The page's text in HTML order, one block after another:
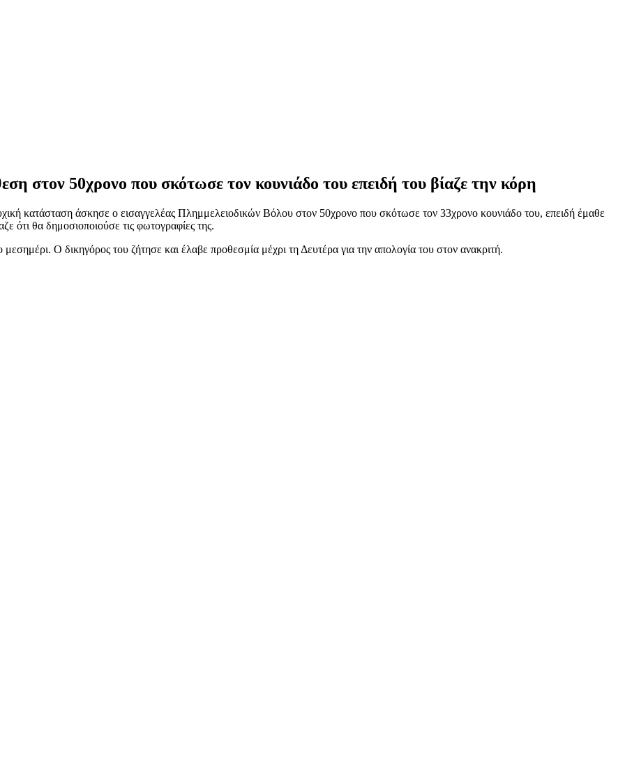
στον 50χρονο που σκότωσε τον κουνιάδο του επειδή του βίαζε την κόρη
κατάσταση άσκησε ο εισαγγελέας Πλημμελειοδικών Βόλου στον 50χρονο που σκότωσε τον 33χρονο κουνιάδο του, επειδή έμαθε
ότι θα δημοσιοποιούσε τις φωτογραφίες της.
Ο δικηγόρος του ζήτησε και έλαβε προθεσμία μέχρι τη Δευτέρα για την απολογία του στον ανακριτή.